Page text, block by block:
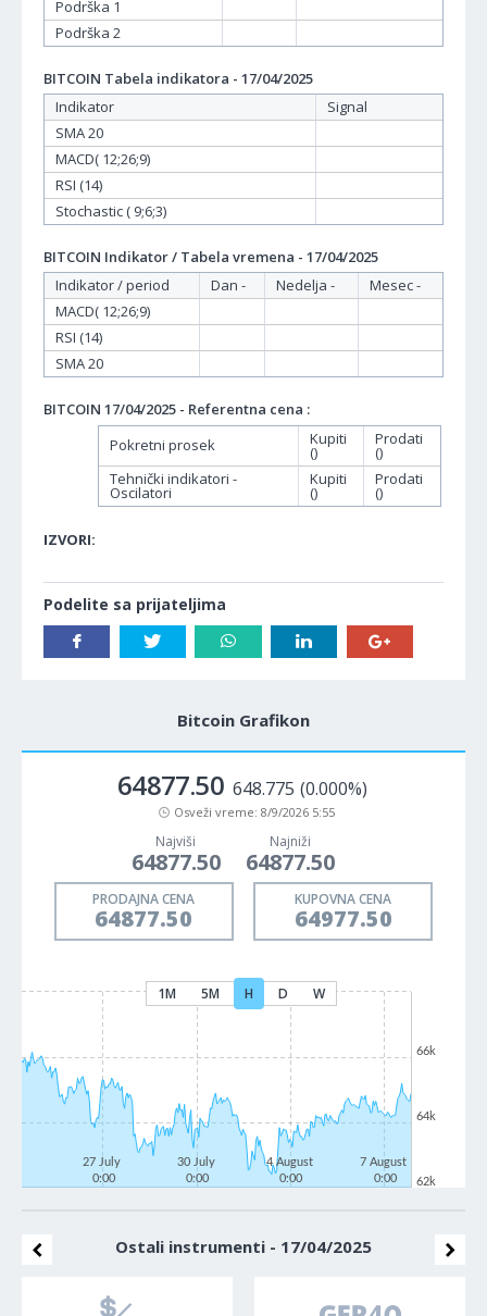
Podrška 1
Podrška 2
BITCOIN Tabela indikatora - 17/04/2025
Indikator
Signal
SMA 20
MACD( 12;26;9)
RSI (14)
Stochastic ( 9;6;3)
BITCOIN Indikator / Tabela vremena - 17/04/2025
Indikator / period
Dan - Nedelja -
Mesec -
MACD( 12;26;9)
RSI (14)
SMA 20
BITCOIN 17/04/2025 - Referentna cena :
Pokretni prosek
Kupiti
()
Prodati
()
Tehnički indikatori -
Oscilatori
Kupiti
()
Prodati
()
IZVORI:
Podelite sa prijateljima
Bitcoin Grafikon
64877.50 648.775 (0.000%)
Osveži vreme: 8/9/2026 5:55
Najviši
64877.50
Najniži
64877.50
PRODAJNA CENA
64877.50
KUPOVNA CENA
64977.50
1M 5M H D W
27 July
0:00
30 July
0:00
4 August
0:00
7 August
0:00
62k
64k
66k
Ostali instrumenti - 17/04/2025